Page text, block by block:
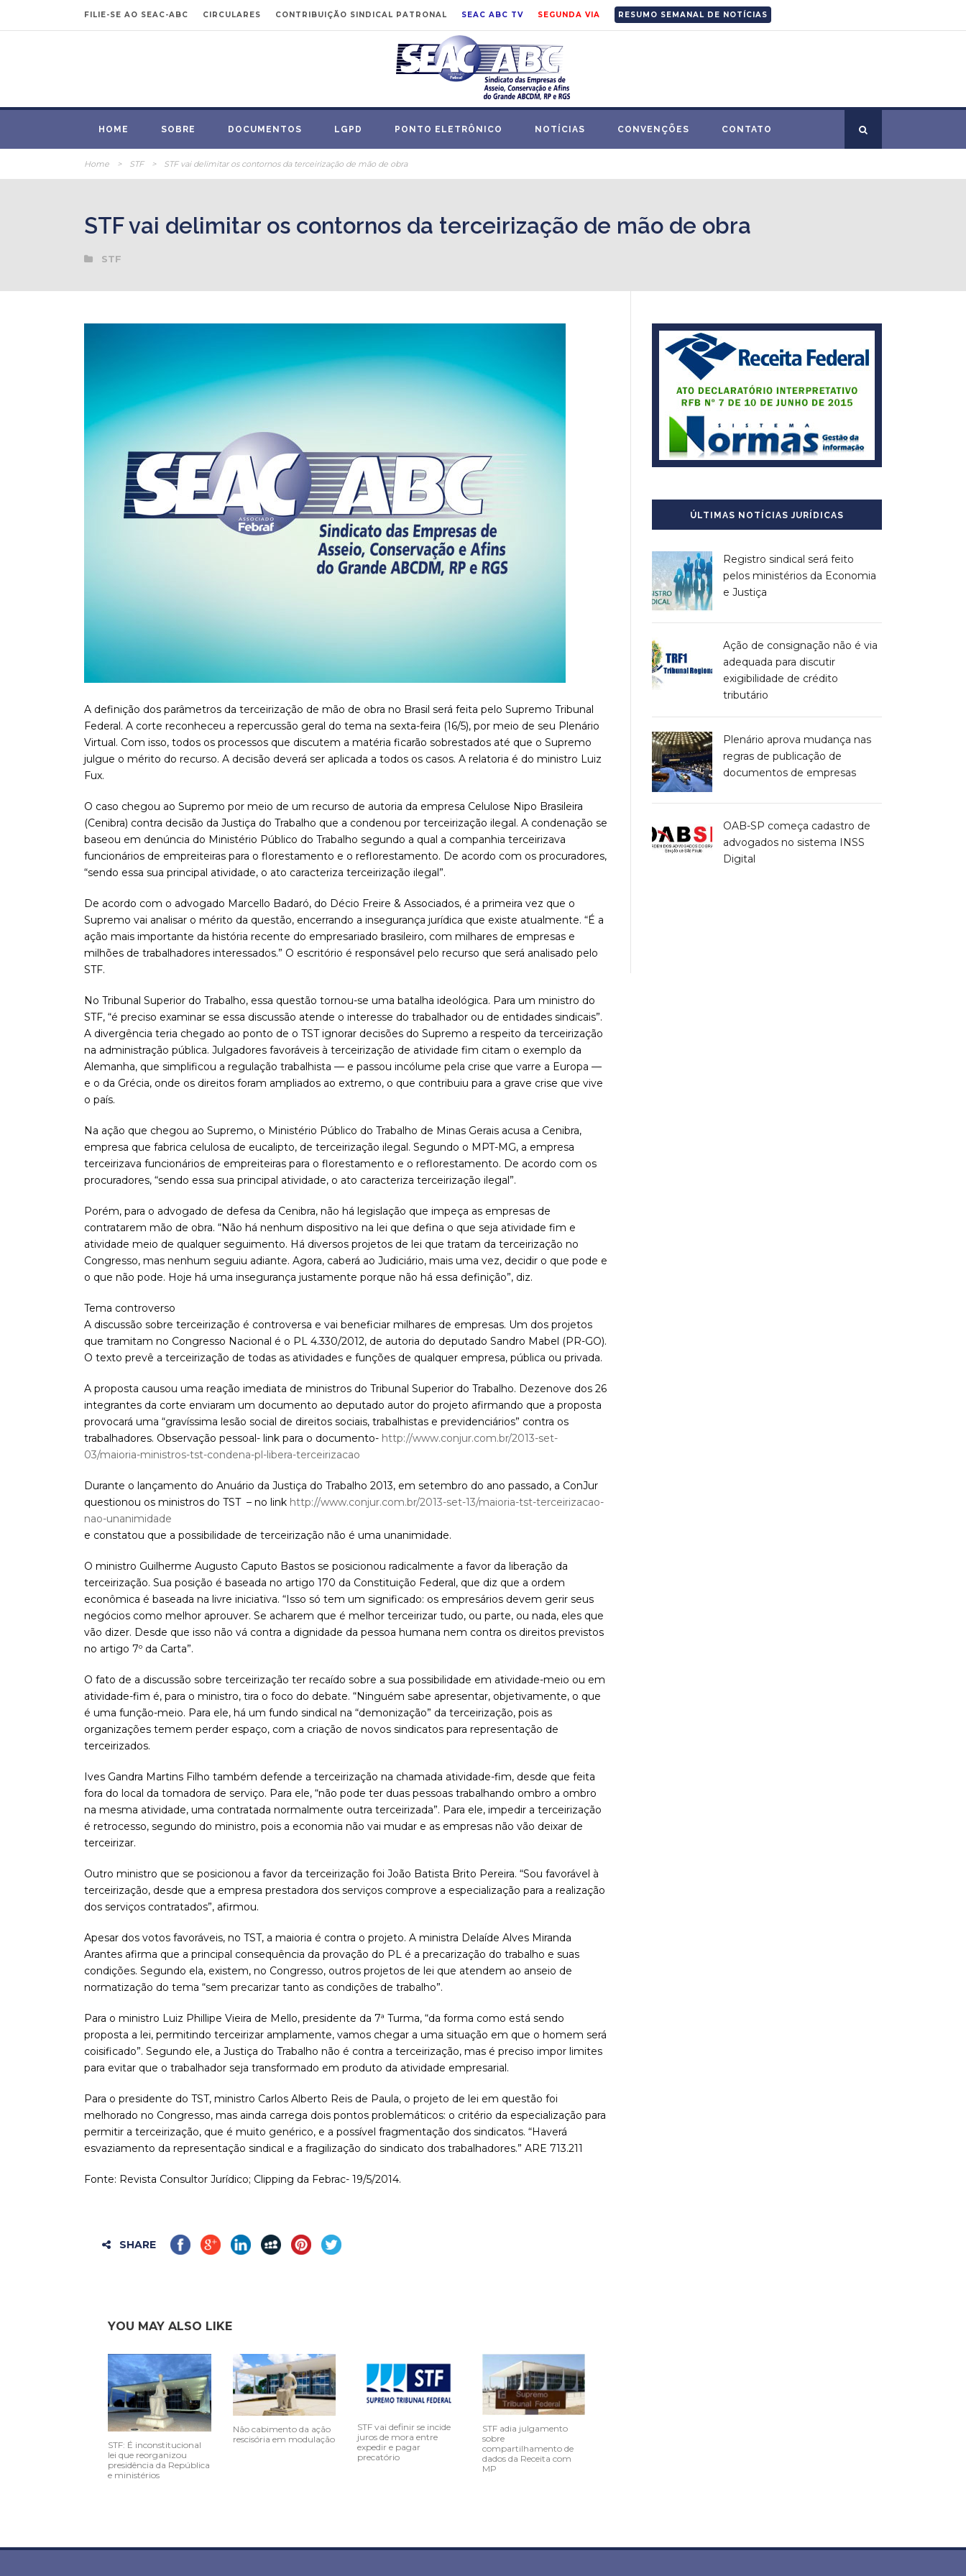
FILIE-SE AO SEAC-ABC CIRCULARES CONTRIBUIÇÃO SINDICAL PATRONAL SEAC ABC TV SEGUNDA VIA RESUMO SEMANAL DE NOTÍCIAS
HOME SOBRE DOCUMENTOS LGPD PONTO ELETRÔNICO NOTÍCIAS CONVENÇÕES CONTATO
Home > STF > STF vai delimitar os contornos da terceirização de mão de obra
STF vai delimitar os contornos da terceirização de mão de obra
STF
A definição dos parâmetros da terceirização de mão de obra no Brasil será feita pelo Supremo Tribunal
Federal. A corte reconheceu a repercussão geral do tema na sexta-feira (16/5), por meio de seu Plenário
Virtual. Com isso, todos os processos que discutem a matéria ficarão sobrestados até que o Supremo
julgue o mérito do recurso. A decisão deverá ser aplicada a todos os casos. A relatoria é do ministro Luiz
Fux.
O caso chegou ao Supremo por meio de um recurso de autoria da empresa Celulose Nipo Brasileira
(Cenibra) contra decisão da Justiça do Trabalho que a condenou por terceirização ilegal. A condenação se
baseou em denúncia do Ministério Público do Trabalho segundo a qual a companhia terceirizava
funcionários de empreiteiras para o florestamento e o reflorestamento. De acordo com os procuradores,
“sendo essa sua principal atividade, o ato caracteriza terceirização ilegal”.
De acordo com o advogado Marcello Badaró, do Décio Freire & Associados, é a primeira vez que o
Supremo vai analisar o mérito da questão, encerrando a insegurança jurídica que existe atualmente. “É a
ação mais importante da história recente do empresariado brasileiro, com milhares de empresas e
milhões de trabalhadores interessados.” O escritório é responsável pelo recurso que será analisado pelo
STF.
No Tribunal Superior do Trabalho, essa questão tornou-se uma batalha ideológica. Para um ministro do
STF, “é preciso examinar se essa discussão atende o interesse do trabalhador ou de entidades sindicais”.
A divergência teria chegado ao ponto de o TST ignorar decisões do Supremo a respeito da terceirização
na administração pública. Julgadores favoráveis à terceirização de atividade fim citam o exemplo da
Alemanha, que simplificou a regulação trabalhista — e passou incólume pela crise que varre a Europa —
e o da Grécia, onde os direitos foram ampliados ao extremo, o que contribuiu para a grave crise que vive
o país.
Na ação que chegou ao Supremo, o Ministério Público do Trabalho de Minas Gerais acusa a Cenibra,
empresa que fabrica celulosa de eucalipto, de terceirização ilegal. Segundo o MPT-MG, a empresa
terceirizava funcionários de empreiteiras para o florestamento e o reflorestamento. De acordo com os
procuradores, “sendo essa sua principal atividade, o ato caracteriza terceirização ilegal”.
Porém, para o advogado de defesa da Cenibra, não há legislação que impeça as empresas de
contratarem mão de obra. “Não há nenhum dispositivo na lei que defina o que seja atividade fim e
atividade meio de qualquer seguimento. Há diversos projetos de lei que tratam da terceirização no
Congresso, mas nenhum seguiu adiante. Agora, caberá ao Judiciário, mais uma vez, decidir o que pode e
o que não pode. Hoje há uma insegurança justamente porque não há essa definição”, diz.
Tema controverso
A discussão sobre terceirização é controversa e vai beneficiar milhares de empresas. Um dos projetos
que tramitam no Congresso Nacional é o PL 4.330/2012, de autoria do deputado Sandro Mabel (PR-GO).
O texto prevê a terceirização de todas as atividades e funções de qualquer empresa, pública ou privada.
A proposta causou uma reação imediata de ministros do Tribunal Superior do Trabalho. Dezenove dos 26
integrantes da corte enviaram um documento ao deputado autor do projeto afirmando que a proposta
provocará uma “gravíssima lesão social de direitos sociais, trabalhistas e previdenciários” contra os
trabalhadores. Observação pessoal- link para o documento- http://www.conjur.com.br/2013-set-
03/maioria-ministros-tst-condena-pl-libera-terceirizacao
Durante o lançamento do Anuário da Justiça do Trabalho 2013, em setembro do ano passado, a ConJur
questionou os ministros do TST – no link http://www.conjur.com.br/2013-set-13/maioria-tst-terceirizacao-
nao-unanimidade
e constatou que a possibilidade de terceirização não é uma unanimidade.
O ministro Guilherme Augusto Caputo Bastos se posicionou radicalmente a favor da liberação da
terceirização. Sua posição é baseada no artigo 170 da Constituição Federal, que diz que a ordem
econômica é baseada na livre iniciativa. “Isso só tem um significado: os empresários devem gerir seus
negócios como melhor aprouver. Se acharem que é melhor terceirizar tudo, ou parte, ou nada, eles que
vão dizer. Desde que isso não vá contra a dignidade da pessoa humana nem contra os direitos previstos
no artigo 7º da Carta”.
O fato de a discussão sobre terceirização ter recaído sobre a sua possibilidade em atividade-meio ou em
atividade-fim é, para o ministro, tira o foco do debate. “Ninguém sabe apresentar, objetivamente, o que
é uma função-meio. Para ele, há um fundo sindical na “demonização” da terceirização, pois as
organizações temem perder espaço, com a criação de novos sindicatos para representação de
terceirizados.
Ives Gandra Martins Filho também defende a terceirização na chamada atividade-fim, desde que feita
fora do local da tomadora de serviço. Para ele, “não pode ter duas pessoas trabalhando ombro a ombro
na mesma atividade, uma contratada normalmente outra terceirizada”. Para ele, impedir a terceirização
é retrocesso, segundo do ministro, pois a economia não vai mudar e as empresas não vão deixar de
terceirizar.
Outro ministro que se posicionou a favor da terceirização foi João Batista Brito Pereira. “Sou favorável à
terceirização, desde que a empresa prestadora dos serviços comprove a especialização para a realização
dos serviços contratados”, afirmou.
Apesar dos votos favoráveis, no TST, a maioria é contra o projeto. A ministra Delaíde Alves Miranda
Arantes afirma que a principal consequência da provação do PL é a precarização do trabalho e suas
condições. Segundo ela, existem, no Congresso, outros projetos de lei que atendem ao anseio de
normatização do tema “sem precarizar tanto as condições de trabalho”.
Para o ministro Luiz Phillipe Vieira de Mello, presidente da 7ª Turma, “da forma como está sendo
proposta a lei, permitindo terceirizar amplamente, vamos chegar a uma situação em que o homem será
coisificado”. Segundo ele, a Justiça do Trabalho não é contra a terceirização, mas é preciso impor limites
para evitar que o trabalhador seja transformado em produto da atividade empresarial.
Para o presidente do TST, ministro Carlos Alberto Reis de Paula, o projeto de lei em questão foi
melhorado no Congresso, mas ainda carrega dois pontos problemáticos: o critério da especialização para
permitir a terceirização, que é muito genérico, e a possível fragmentação dos sindicatos. “Haverá
esvaziamento da representação sindical e a fragilização do sindicato dos trabalhadores.” ARE 713.211
Fonte: Revista Consultor Jurídico; Clipping da Febrac- 19/5/2014.
SHARE
YOU MAY ALSO LIKE
STF: É inconstitucional
lei que reorganizou
presidência da República
e ministérios
Não cabimento da ação
rescisória em modulação
STF vai definir se incide
juros de mora entre
expedir e pagar
precatório
STF adia julgamento
sobre
compartilhamento de
dados da Receita com
MP
ÚLTIMAS NOTÍCIAS JURÍDICAS
Registro sindical será feito
pelos ministérios da Economia
e Justiça
Ação de consignação não é via
adequada para discutir
exigibilidade de crédito
tributário
Plenário aprova mudança nas
regras de publicação de
documentos de empresas
OAB-SP começa cadastro de
advogados no sistema INSS
Digital